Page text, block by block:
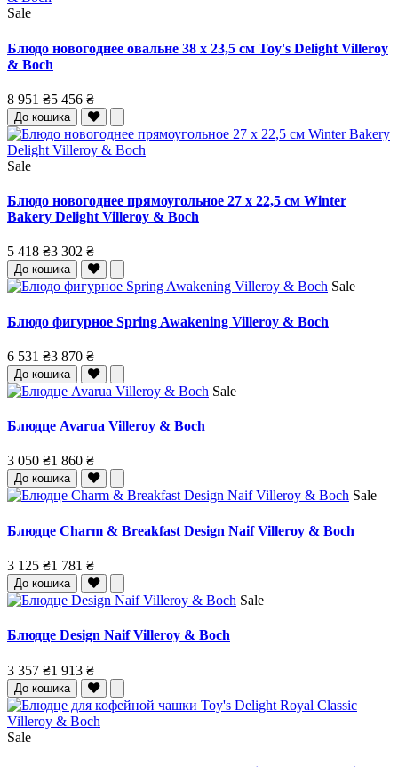
Sale
Блюдо новогоднее овальне 38 x 23,5 см Toy's Delight Villeroy
& Boch
8 951 ₴5 456 ₴
До кошика
Sale
Блюдо новогоднее прямоугольное 27 x 22,5 см Winter
Bakery Delight Villeroy & Boch
5 418 ₴3 302 ₴
До кошика
Sale
Блюдо фигурное Spring Awakening Villeroy & Boch
6 531 ₴3 870 ₴
До кошика
Sale
Блюдце Avarua Villeroy & Boch
3 050 ₴1 860 ₴
До кошика
Sale
Блюдце Charm & Breakfast Design Naif Villeroy & Boch
3 125 ₴1 781 ₴
До кошика
Sale
Блюдце Design Naif Villeroy & Boch
3 357 ₴1 913 ₴
До кошика
Sale